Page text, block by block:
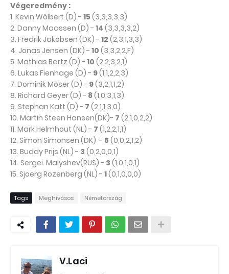
Végeredmény :
1. Kevin Wölbert (D) - 15 (3,3,3,3,3)
2. Danny Maassen (D) - 14 (3,3,3,3,2)
3. Fredrik Jakobsen (DK) - 12 (2,3,1,3,3)
4. Jonas Jensen (DK) - 10 (3,3,2,2,F)
5. Mathias Bartz (D) - 10 (2,2,3,2,1)
6. Lukas Fienhage (D) - 9(1,1,2,2,3)
7. Dominik Möser (D) - 9(3,2,1,1,2)
8. Richard Geyer (D) - 8(1,0,3,1,3)
9. Stephan Katt (D) - 7 (2,1,1,3,0)
10. Martin Steen Hansen(DK)- 7 (2,1,0,2,2)
11. Mark Helmhout (NL) - 7 (1,2,2,1,1)
12. Simon Simonsen (DK) - 5 (0,0,2,1,2)
13. Buddy Prijs (NL) - 3 (0,2,0,0,1)
14. Sergei. Malyshev(RUS) - 3 (1,0,1,0,1)
15. Sjoerg Rozenberg (NL) - 1(0,1,0,0,0)
Tags Meghívásos Németország
V.Laci